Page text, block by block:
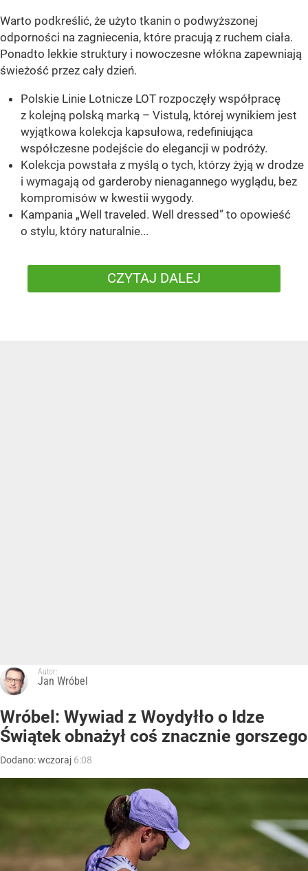
Warto podkreślić, że użyto tkanin o podwyższonej
odporności na zagniecenia, które pracują z ruchem ciała.
Ponadto lekkie struktury i nowoczesne włókna zapewniają
świeżość przez cały dzień.
Polskie Linie Lotnicze LOT rozpoczęły współpracę
z kolejną polską marką – Vistulą, której wynikiem jest
wyjątkowa kolekcja kapsułowa, redefiniująca
współczesne podejście do elegancji w podróży.
Kolekcja powstała z myślą o tych, którzy żyją w drodze
i wymagają od garderoby nienagannego wyglądu, bez
kompromisów w kwestii wygody.
Kampania „Well traveled. Well dressed” to opowieść
o stylu, który naturalnie...
CZYTAJ DALEJ
Autor:
Jan Wróbel
Wróbel: Wywiad z Woydyłło o Idze
Świątek obnażył coś znacznie gorszego
Dodano:wczoraj 6:08